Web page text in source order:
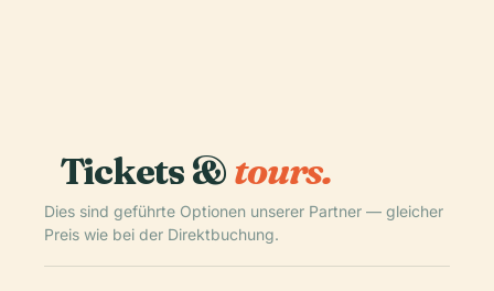
Tickets &tours.
Dies sind geführte Optionen unserer Partner — gleicher
Preis wie bei der Direktbuchung.